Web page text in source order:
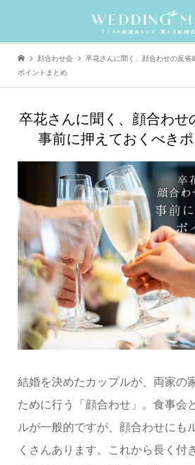
顔合わせ会
卒花さんに聞く、顔合わせの反省
ポイントまとめ
卒花さんに聞く、顔合わせ
事前に押えておくべき
結婚を決めたカップルが、両家の
ために行う「顔合わせ」。食事会
ルが一般的ですが、顔合わせにも
くさんあります。これから長く付